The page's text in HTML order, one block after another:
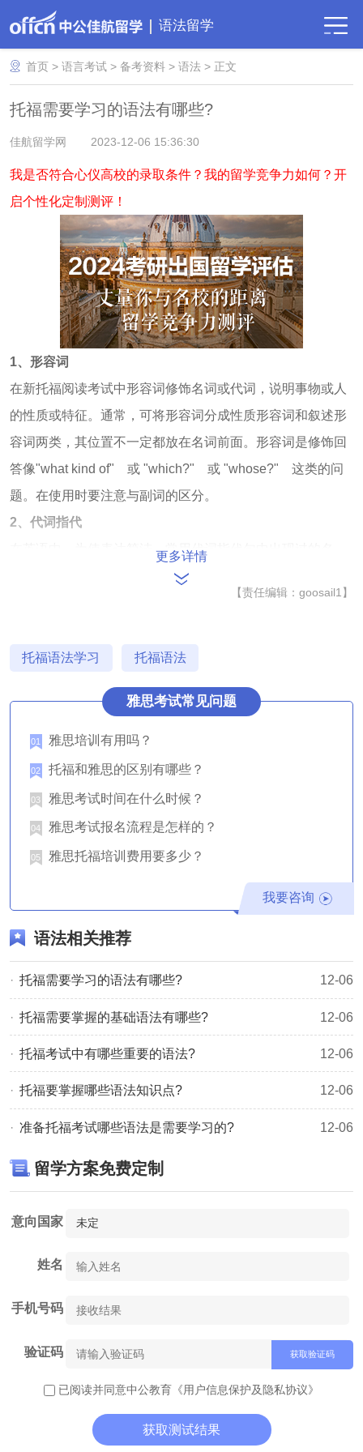
语法留学
首页 >语言考试 >备考资料 >语法 > 正文
​托福需要学习的语法有哪些?
佳航留学网 2023-12-06 15:36:30
我是否符合心仪高校的录取条件？我的留学竞争力如何？开
启个性化定制测评！
1、形容词
在新托福阅读考试中形容词修饰名词或代词，说明事物或人
的性质或特征。通常，可将形容词分成性质形容词和叙述形
容词两类，其位置不一定都放在名词前面。形容词是修饰回
答像"what kind of" 或 "which?" 或 "whose?" 这类的问
题。在使用时要注意与副词的区分。
2、代词指代
在英语中，为使表达简洁，常用代词指代句中出现过的名
词。这个代词要和指代对象在人称和数方面保持一致。如出
现Mary，则代词只能是she(主格)或her(宾格);如指代对象是
只是代词指代的基本常识
在新托福阅读考试中的副词通常修饰动词，形容词，副词或
其他结构。
4、主谓一致
在英语句子里，谓语受主语支配，其动词必须和主语在人称
5、比较
在新托福阅读考试中比较两个事物时，用比较级，也就是-er
时，用高级，也就是-est形式或者做most和least 修饰。
6、措辞错误
在新托福阅读考试中包括its/it's，affect/effect，lie/lay这类长
你不能确定如何用这些词的话，就尽量避免使用。
7、双重否定
在新托福阅读考试中与中文不同，在英语里，双重否定很容
易出问题，类似于"not none"，"hardly none"和"not never"这
样的双重否定都是不正确的。
8、措辞错误
措辞错误讲的是常常被用错的词、这些词包括its/it's，
饶。如果你在作文里犯了一个这样的错误，评分员会马上注
考试的作文评分员将会对你有深刻的印象。
更多详情
【责任编辑：goosail1】
托福语法学习 托福语法
雅思考试常见问题
01 雅思培训有用吗？
02 托福和雅思的区别有哪些？
03 雅思考试时间在什么时候？
04 雅思考试报名流程是怎样的？
05 雅思托福培训费用要多少？
我要咨询
语法相关推荐
12-06
​托福需要学习的语法有哪些?
12-06
托福需要掌握的基础语法有哪些?
12-06
托福考试中有哪些重要的语法?
12-06
托福要掌握哪些语法知识点?
12-06
准备托福考试哪些语法是需要学习的?
留学方案免费定制
意向国家
姓名
手机号码
验证码 获取验证码
已阅读并同意中公教育 《用户信息保护及隐私协议》
获取测试结果